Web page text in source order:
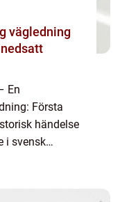
En
Första
händelse
i svensk